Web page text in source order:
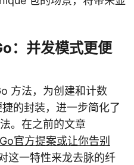
：并发模式更便
方法，为创建和计数
的封装，进一步简化了
。在之前的文章
官方提案或让你告别
这一特性来龙去脉的纤